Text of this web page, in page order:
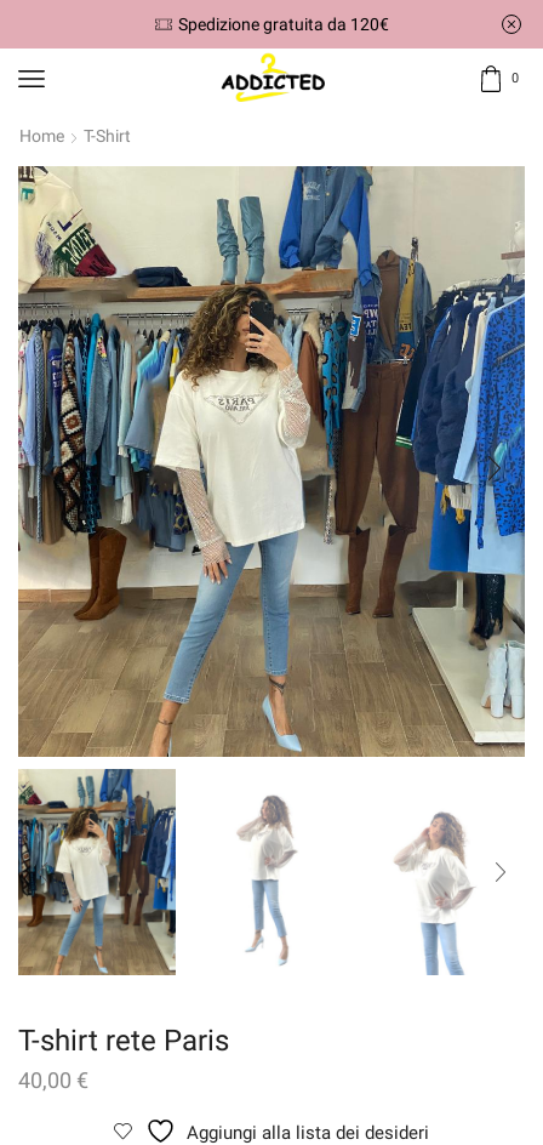
Spedizione gratuita da 120€
0
Home T-Shirt
T-shirt rete Paris
40,00 €
Aggiungi alla lista dei desideri